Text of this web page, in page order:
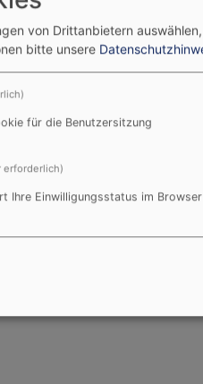
am Sonntag, 09. Juli ist es
von Drittanbietern
bitte unsere
für die Benutzersitzung
erforderlich)
Ihre Einwilligungsstatus im Browser